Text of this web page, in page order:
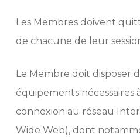
Les Membres doivent
de chacune de leur
Le Membre doit disposer
équipements nécessaires
connexion au réseau
Wide Web), dont